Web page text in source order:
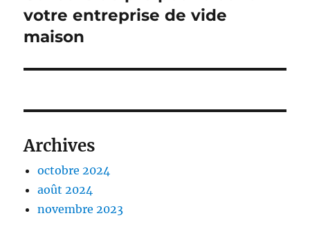
suivante :
votre entreprise de vide
maison
Archives
octobre 2024
août 2024
novembre 2023